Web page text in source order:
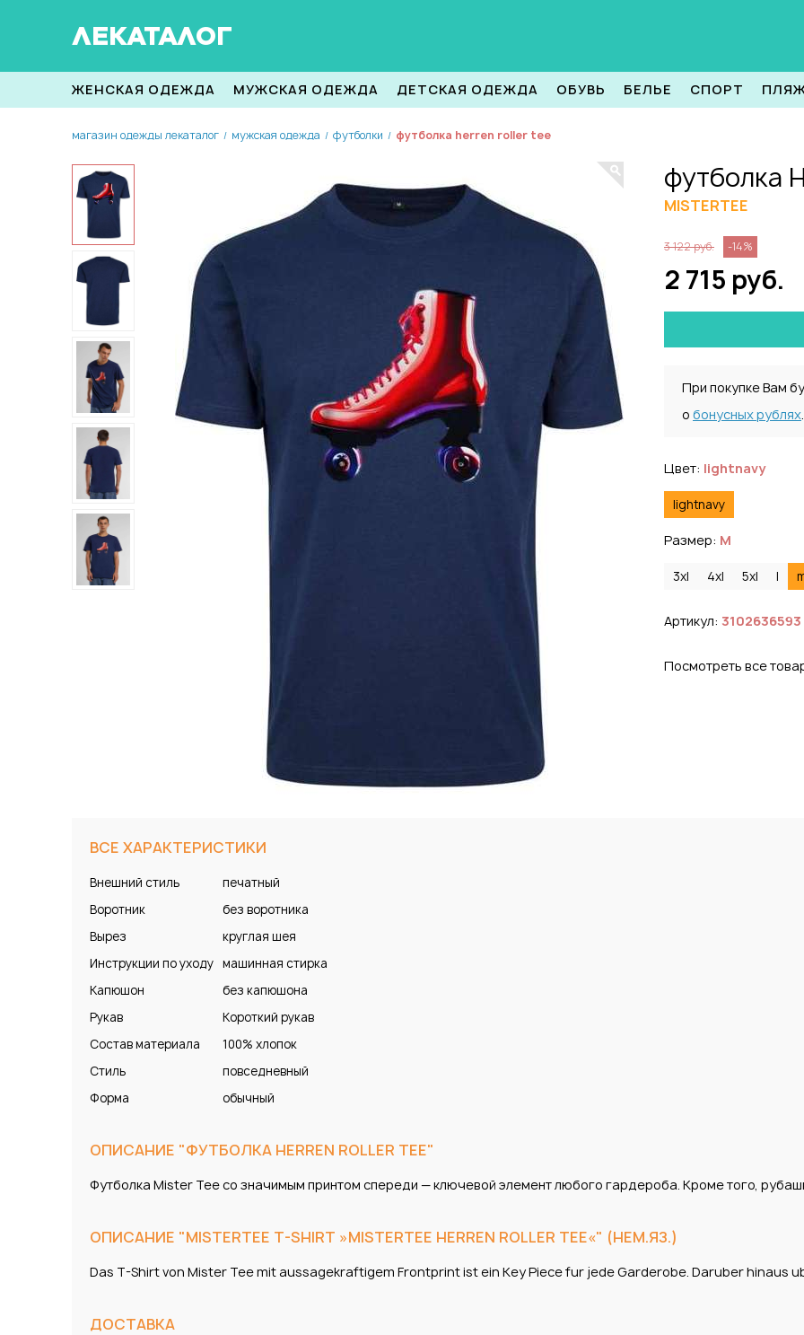
ЛЕКАТАЛОГ
ЖЕНСКАЯ ОДЕЖДА МУЖСКАЯ ОДЕЖДА ДЕТСКАЯ ОДЕЖДА ОБУВЬ БЕЛЬЕ СПОРТ
магазин одежды лекаталог / мужская одежда / футболки / футболка herren roller tee
футболка
MISTERTEE
3 122 руб. -14%
2 715 руб.
При покупке Вам
о бонусных рублях.
Цвет: lightnavy
lightnavy
Размер: M
3xl 4xl 5xl l
Артикул: 3102636593
Посмотреть все
ВСЕ ХАРАКТЕРИСТИКИ
Внешний стиль
печатный
Воротник
без воротника
Вырез
круглая шея
Инструкции по уходу машинная стирка
Капюшон
без капюшона
Рукав
Короткий рукав
Состав материала
100% хлопок
Стиль
повседневный
Форма
обычный
ОПИСАНИЕ "ФУТБОЛКА HERREN ROLLER TEE"
Футболка Mister Tee со значимым принтом спереди — ключевой элемент любого гардероба. Кроме того,
ОПИСАНИЕ "MISTERTEE T-SHIRT »MISTERTEE HERREN ROLLER TEE«" (НЕМ.ЯЗ.)
Das T-Shirt von Mister Tee mit aussagekraftigem Frontprint ist ein Key Piece fur jede Garderobe. Daruber hinaus
ДОСТАВКА